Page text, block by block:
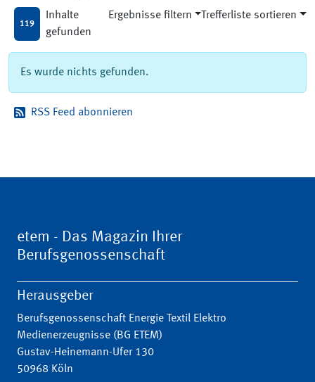
119
Inhalte
gefunden
Ergebnisse filtern Trefferliste sortieren
Es wurde nichts gefunden.
RSS Feed abonnieren
etem - Das Magazin Ihrer
Berufsgenossenschaft
Herausgeber
Berufsgenossenschaft Energie Textil Elektro
Medienerzeugnisse (BG ETEM)
Gustav-Heinemann-Ufer 130
50968 Köln